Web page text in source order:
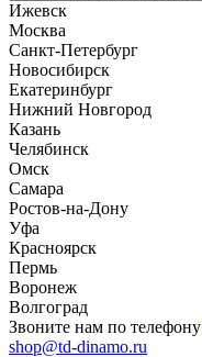
Ижевск
Москва
Санкт-Петербург
Новосибирск
Екатеринбург
Нижний Новгород
Казань
Челябинск
Омск
Самара
Ростов-на-Дону
Уфа
Красноярск
Пермь
Воронеж
Волгоград
Звоните нам по телефону
shop@td-dinamo.ru